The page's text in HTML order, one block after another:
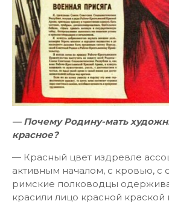
— Почему Родину-мать
красное?
— Красный цвет издревле
активным началом, с кровью, с
римские полководцы
красили лицо красной краской